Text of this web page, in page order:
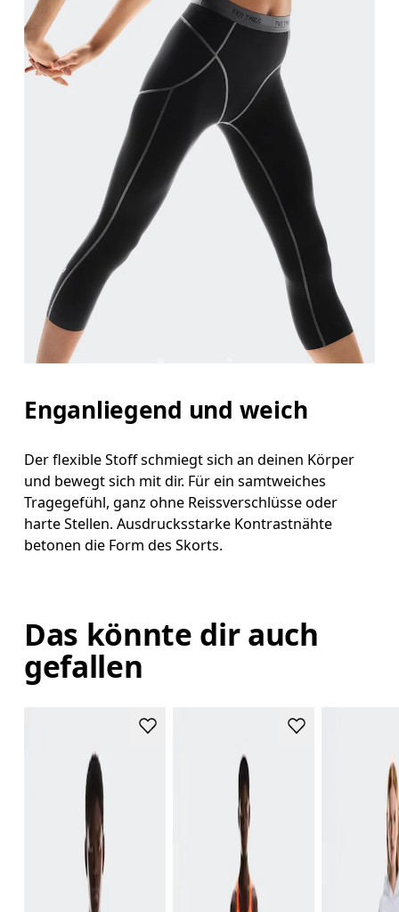
Enganliegend und weich
Der flexible Stoff schmiegt sich an deinen Körper
und bewegt sich mit dir. Für ein samtweiches
Tragegefühl, ganz ohne Reissverschlüsse oder
harte Stellen. Ausdrucksstarke Kontrastnähte
betonen die Form des Skorts.
Das könnte dir auch
gefallen